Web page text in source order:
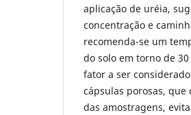
aplicação de uréia,
concentração e
recomenda-se um
do solo em torno de
fator a ser
cápsulas porosas, que
das amostragens,